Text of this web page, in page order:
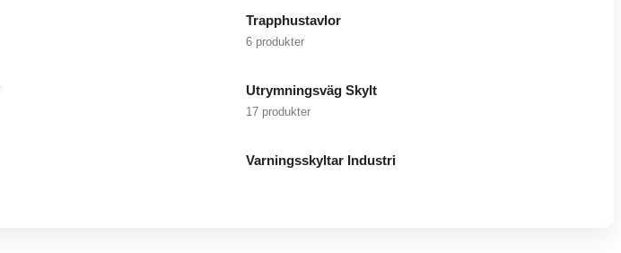
Trapphustavlor
6 produkter
Utrymningsväg Skylt
17 produkter
Varningsskyltar Industri